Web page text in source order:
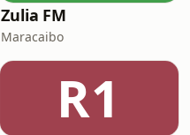
Zulia FM
Maracaibo
R1